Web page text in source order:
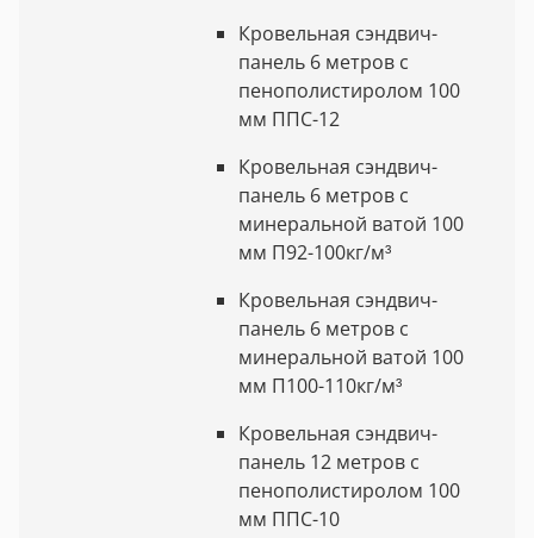
Кровельная сэндвич-
панель 6 метров с
пенополистиролом 100
мм ППС-12
Кровельная сэндвич-
панель 6 метров с
минеральной ватой 100
мм П92-100кг/м³
Кровельная сэндвич-
панель 6 метров с
минеральной ватой 100
мм П100-110кг/м³
Кровельная сэндвич-
панель 12 метров с
пенополистиролом 100
мм ППС-10